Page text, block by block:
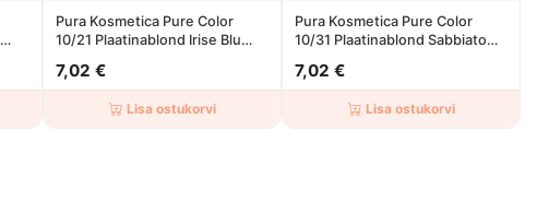
Pura Kosmetica Pure Color
10/21 Plaatinablond Irise Blu
7,02 €
Lisa ostukorvi
Pura Kosmetica Pure Color
10/31 Plaatinablond Sabbiato
7,02 €
Lisa ostukorvi